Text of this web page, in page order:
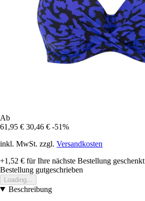
Ab
61,95 € 30,46 € -51%
inkl. MwSt. zzgl. Versandkosten
+1,52 € für Ihre nächste Bestellung geschenkt
Bestellung gutgeschrieben
Loading...
Beschreibung